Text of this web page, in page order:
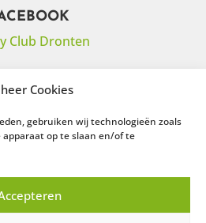
Cookies
gebruiken wij technologieën zoals
op te slaan en/of te
Club Dronten
